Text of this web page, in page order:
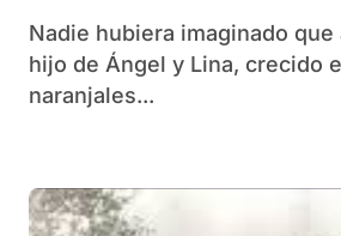
Nadie hubiera imaginado que aquel segundo
hijo de Ángel y Lina, crecido
naranjales...